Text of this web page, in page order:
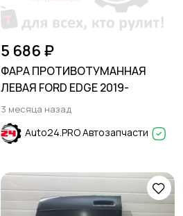
5 686 ₽
ФАРА ПРОТИВОТУМАННАЯ
ЛЕВАЯ FORD EDGE 2019-
3 месяца назад
Auto24.PRO Автозапчасти